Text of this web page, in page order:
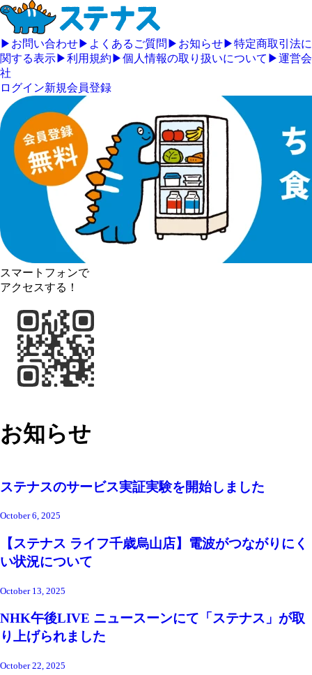
▶ お問い合わせ▶ よくあるご質問 ▶ お知らせ▶特定商取引法に
関する表示▶利用規約 ▶個人情報の取り扱いについて ▶運営会
社
ログイン新規会員登録
スマートフォンで
アクセスする！
お知らせ
ステナスのサービス実証実験を開始しました
October 6, 2025
【ステナス ライフ千歳烏山店】電波がつながりにく
い状況について
October 13, 2025
NHK午後LIVE ニュースーンにて「ステナス」が取
り上げられました
October 22, 2025